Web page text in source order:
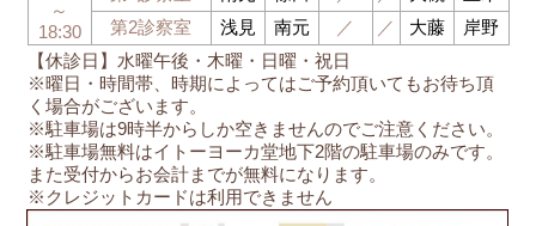
【休診日】水曜午後・木曜・日曜・祝日
※曜日・時間帯、時期によってはご予約頂いてもお待ち頂
く場合がございます。
※駐車場は9時半からしか空きませんのでご注意ください。
※駐車場無料はイトーヨーカ堂地下2階の駐車場のみです。
また受付からお会計までが無料になります。
※クレジットカードは利用できません
～
18:30
第2診察室
浅見 南元 ／ ／ 大藤 岸野